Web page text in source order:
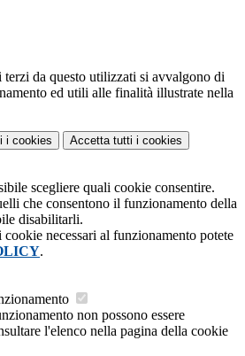
da questo utilizzati si avvalgono di
ed utili alle finalità illustrate nella
i cookies Accetta tutti i cookies
scegliere quali cookie consentire.
che consentono il funzionamento della
disabilitarli.
necessari al funzionamento potete
.
non possono essere
l'elenco nella pagina della cookie